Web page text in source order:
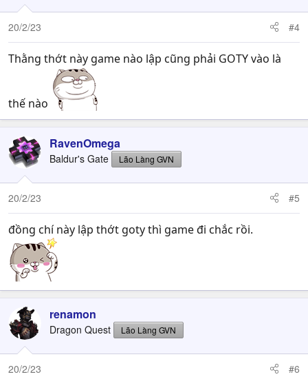
20/2/23 #4
Thằng thớt này game nào lập cũng phải GOTY vào là
thế nào
RavenOmega
Baldur's Gate Lão Làng GVN
20/2/23 #5
đồng chí này lập thớt goty thì game đi chắc rồi.
renamon
Dragon Quest Lão Làng GVN
20/2/23 #6